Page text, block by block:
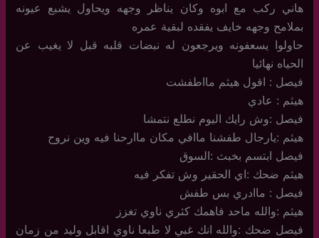
هاني ركب مع ابوه وكان يناظر وجهه ويحاول يشبع عيونه
بملامح وجهه خايف يفقده لبقية عمره
حاولوا يسعفونه ويرجعون له نبضات قلبه قبل لا يغيب عن
الحياه نهائيا
فيصل : اقول هيثم مااطفشت
هيثم : عادي
فيصل :وش رايك اليوم نطلع نتمشا
هيثم :يارجال طفشنا ماافي مكان ماارحنا فيه وين نروح
فيصل ابتسم بخبث :السوق
هيثم ضحك :اي الحقير وش تفكر فيه
فيصل : ماادري بس طفش
هيثم :والله ماحد فاهمك كثري ناوي تغزز
فيصل ضحك :والله انك غبي لا طبعا ناوي اقابل وليد من زمان